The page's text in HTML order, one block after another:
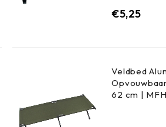
€5,25
Veldbed
62 cm | MFH